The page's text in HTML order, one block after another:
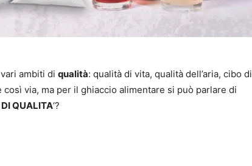
ambiti di qualità: qualità di vita, qualità dell’aria, cibo di
via, ma per il ghiaccio alimentare si può parlare di
QUALITA‘?